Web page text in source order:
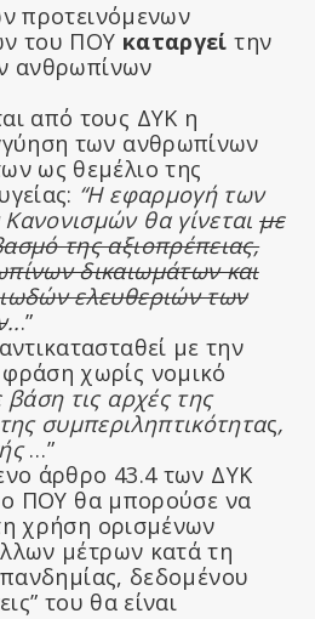
προτεινόμενων
του ΠΟΥ καταργεί την
ανθρωπίνων
από τους ΔΥΚ η
των ανθρωπίνων
ως θεμέλιο της
“Η εφαρμογή των
θα γίνεται με
της αξιοπρέπειας,
δικαιωμάτων και
ελευθεριών των
...”
με την
χωρίς νομικό
βάση τις αρχές της
συμπεριληπτικότητας,
…”
άρθρο 43.4 των ΔΥΚ
ο ΠΟΥ θα μπορούσε να
χρήση ορισμένων
μέτρων κατά τη
πανδημίας, δεδομένου
του θα είναι